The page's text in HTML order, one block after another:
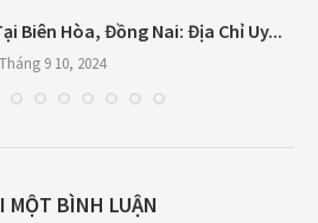
Biên Hòa, Đồng Nai: Địa Chỉ Uy...
Tháng 9 10, 2024
MỘT BÌNH LUẬN